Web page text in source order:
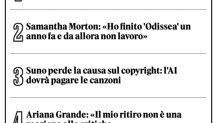
Samantha Morton: «Ho finito 'Odissea' un
anno fa e da allora non lavoro»
Suno perde la causa sul copyright: l'AI
dovrà pagare le canzoni
Ariana Grande: «Il mio ritiro non è una